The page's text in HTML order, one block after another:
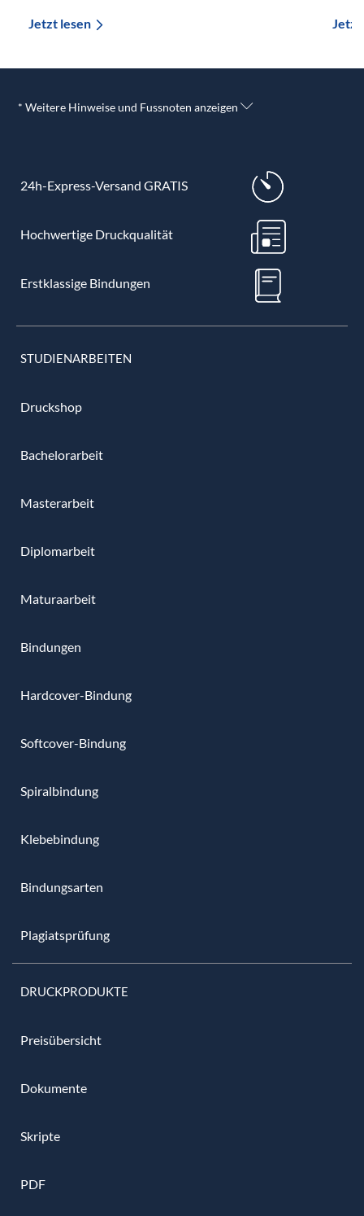
Jetzt lesen
* Weitere Hinweise und Fussnoten anzeigen
24h-Express-Versand GRATIS
Hochwertige Druckqualität
Erstklassige Bindungen
STUDIENARBEITEN
Druckshop
Bachelorarbeit
Masterarbeit
Diplomarbeit
Maturaarbeit
Bindungen
Hardcover-Bindung
Softcover-Bindung
Spiralbindung
Klebebindung
Bindungsarten
Plagiatsprüfung
DRUCKPRODUKTE
Preisübersicht
Dokumente
Skripte
PDF